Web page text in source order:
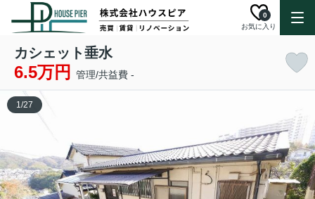
お気に入り
0
カシェット垂水
6.5万円 管理/共益費 -
1/27